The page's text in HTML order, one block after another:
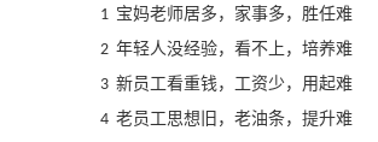
1 宝妈老师居多，家事多，胜任难
2 年轻人没经验，看不上，培养难
3 新员工看重钱，工资少，用起难
4 老员工思想旧，老油条，提升难